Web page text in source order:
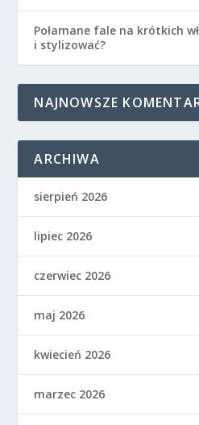
Połamane fale na krótkich
i stylizować?
NAJNOWSZE
ARCHIWA
sierpień 2026
lipiec 2026
czerwiec 2026
maj 2026
kwiecień 2026
marzec 2026